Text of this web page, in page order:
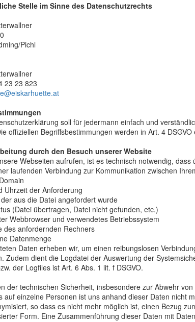
Stelle im Sinne des Datenschutzrechts
Pichl
23 23 823
soll für jedermann einfach und
offiziellen Begriffsbestimmungen werden in Art. 4 DSGVO
durch den Besuch unserer Website
Webseiten aufrufen, ist es technisch notwendig,
laufenden Verbindung zur Kommunikation zwischen
Uhrzeit der Anforderung
aus die Datei angefordert wurde
(Datei übertragen, Datei nicht gefunden, etc.)
Webbrowser und verwendetes Betriebssystem
des anfordernden Rechners
Datenmenge
Daten erheben wir, um einen reibungslosen
Zudem dient die Logdatei der Auswertung der
der Logfiles ist Art. 6 Abs. 1 lit. f DSGVO.
der technischen Sicherheit, insbesondere zur Abwehr
auf einzelne Personen ist uns anhand dieser Daten nicht
so dass es nicht mehr möglich ist, einen Bezug
Form. Eine Zusammenführung dieser Daten mit